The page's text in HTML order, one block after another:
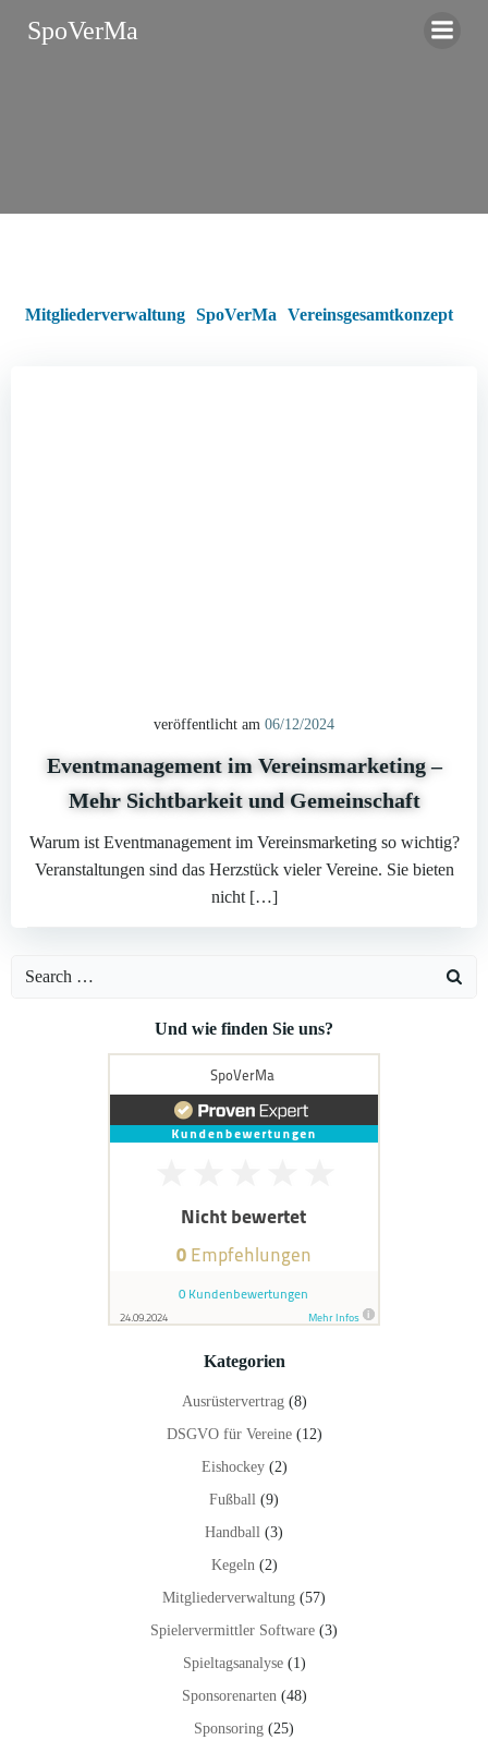
SpoVerMa
Mitgliederverwaltung SpoVerMa Vereinsgesamtkonzept
veröffentlicht am 06/12/2024
Eventmanagement im Vereinsmarketing –
Mehr Sichtbarkeit und Gemeinschaft
Warum ist Eventmanagement im Vereinsmarketing so wichtig?
Veranstaltungen sind das Herzstück vieler Vereine. Sie bieten
nicht […]
Search
Und wie finden Sie uns?
Kategorien
Ausrüstervertrag(8)
DSGVO für Vereine(12)
Eishockey(2)
Fußball (9)
Handball (3)
Kegeln(2)
Mitgliederverwaltung (57)
Spielervermittler Software (3)
Spieltagsanalyse(1)
Sponsorenarten(48)
Sponsoring (25)